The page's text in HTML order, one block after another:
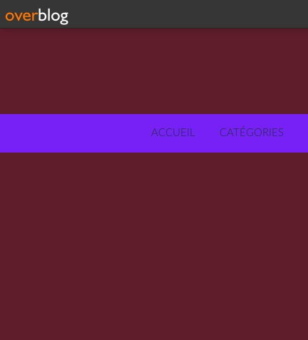
ACCUEIL CATÉGORIES